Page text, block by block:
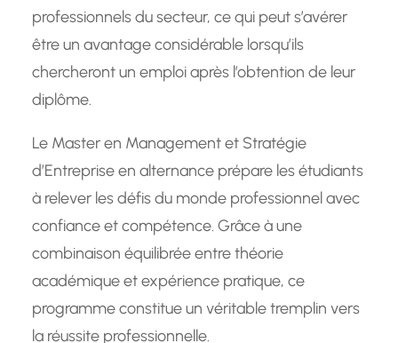
professionnels du secteur, ce qui peut s’avérer
être un avantage considérable lorsqu’ils
chercheront un emploi après l’obtention de leur
diplôme.
Le Master en Management et Stratégie
d’Entreprise en alternance prépare les étudiants
à relever les défis du monde professionnel avec
confiance et compétence. Grâce à une
combinaison équilibrée entre théorie
académique et expérience pratique, ce
programme constitue un véritable tremplin vers
la réussite professionnelle.